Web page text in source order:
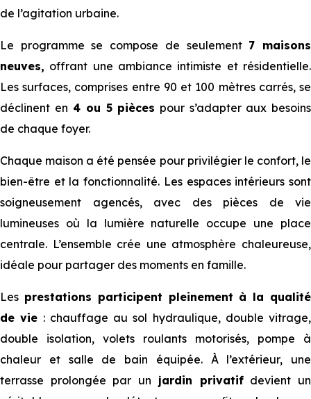
de l’agitation urbaine.
Le programme se compose de seulement 7 maisons
neuves, offrant une ambiance intimiste et résidentielle.
Les surfaces, comprises entre 90 et 100 mètres carrés, se
déclinent en 4 ou 5 pièces pour s’adapter aux besoins
de chaque foyer.
Chaque maison a été pensée pour privilégier le confort, le
bien-être et la fonctionnalité. Les espaces intérieurs sont
soigneusement agencés, avec des pièces de vie
lumineuses où la lumière naturelle occupe une place
centrale. L’ensemble crée une atmosphère chaleureuse,
idéale pour partager des moments en famille.
Les prestations participent pleinement à la qualité
de vie : chauffage au sol hydraulique, double vitrage,
double isolation, volets roulants motorisés, pompe à
chaleur et salle de bain équipée. À l’extérieur, une
terrasse prolongée par un jardin privatifdevient un